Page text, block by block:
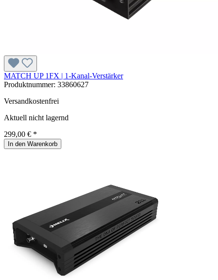
MATCH UP 1FX | 1-Kanal-Verstärker
Produktnummer: 33860627
Versandkostenfrei
Aktuell nicht lagernd
299,00 € *
In den Warenkorb